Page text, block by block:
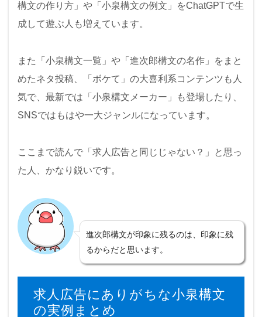
構文の作り方」や「小泉構文の例文」をChatGPTで生
成して遊ぶ人も増えています。
また「小泉構文一覧」や「進次郎構文の名作」をまと
めたネタ投稿、「ボケて」の大喜利系コンテンツも人
気で、最新では「小泉構文メーカー」も登場したり、
SNSではもはや一大ジャンルになっています。
ここまで読んで「求人広告と同じじゃない？」と思っ
た人、かなり鋭いです。
進次郎構文が印象に残るのは、印象に残
るからだと思います。
求人広告にありがちな小泉構文
の実例まとめ